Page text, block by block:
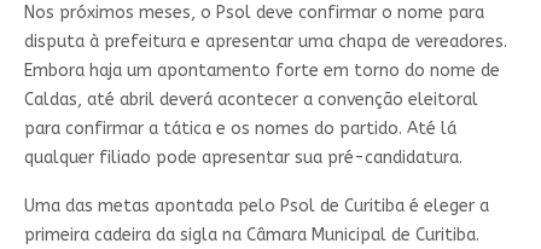
Nos próximos meses, o Psol deve confirmar o nome para
disputa à prefeitura e apresentar uma chapa de vereadores.
Embora haja um apontamento forte em torno do nome de
Caldas, até abril deverá acontecer a convenção eleitoral
para confirmar a tática e os nomes do partido. Até lá
qualquer filiado pode apresentar sua pré-candidatura.
Uma das metas apontada pelo Psol de Curitiba é eleger a
primeira cadeira da sigla na Câmara Municipal de Curitiba.